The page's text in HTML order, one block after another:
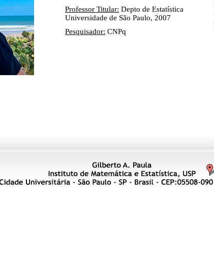
Professor Titular: Depto de Estatística
Universidade de São Paulo, 2007
Pesquisador: CNPq